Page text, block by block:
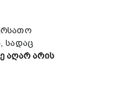
სადაც
აღარ არის